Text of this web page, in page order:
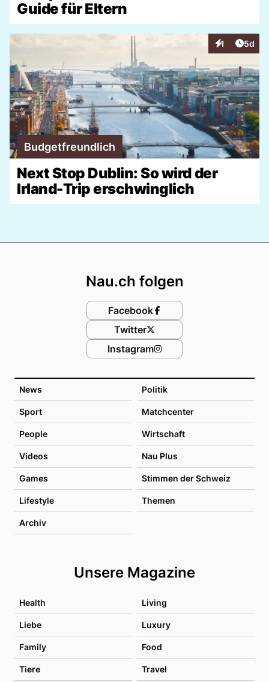
Guide für Eltern
1
Interaktionen
5d
Budgetfreundlich
Next Stop Dublin: So wird der
Irland-Trip erschwinglich
News Politik
Sport Matchcenter
People Wirtschaft
Videos Nau Plus
Games Stimmen der Schweiz
Lifestyle Themen
Archiv
Unsere Magazine
Health Living
Liebe Luxury
Family Food
Tiere Travel
Nau.ch folgen
Facebook
Twitter
Instagram